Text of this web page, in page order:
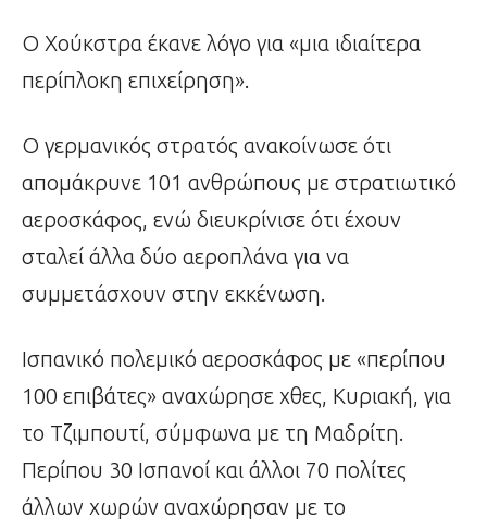
Ο Χούκστρα έκανε λόγο για «μια ιδιαίτερα
περίπλοκη επιχείρηση».
Ο γερμανικός στρατός ανακοίνωσε ότι
απομάκρυνε 101 ανθρώπους με στρατιωτικό
αεροσκάφος, ενώ διευκρίνισε ότι έχουν
σταλεί άλλα δύο αεροπλάνα για να
συμμετάσχουν στην εκκένωση.
Ισπανικό πολεμικό αεροσκάφος με «περίπου
100 επιβάτες» αναχώρησε χθες, Κυριακή, για
το Τζιμπουτί, σύμφωνα με τη Μαδρίτη.
Περίπου 30 Ισπανοί και άλλοι 70 πολίτες
άλλων χωρών αναχώρησαν με το